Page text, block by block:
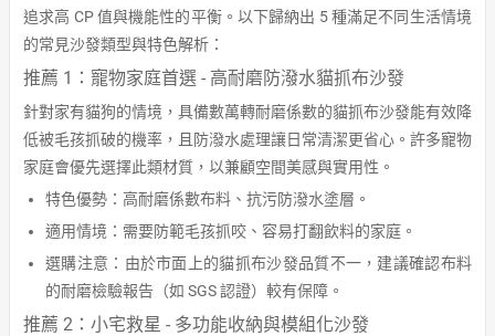
追求高 CP 值與機能性的平衡。以下歸納出 5 種滿足不同生活情境
的常見沙發類型與特色解析：
推薦 1：寵物家庭首選 - 高耐磨防潑水貓抓布沙發
針對家有貓狗的情境，具備數萬轉耐磨係數的貓抓布沙發能有效降
低被毛孩抓破的機率，且防潑水處理讓日常清潔更省心。許多寵物
家庭會優先選擇此類材質，以兼顧空間美感與實用性。
特色優勢：高耐磨係數布料、抗污防潑水塗層。
適用情境：需要防範毛孩抓咬、容易打翻飲料的家庭。
選購注意：由於市面上的貓抓布沙發品質不一，建議確認布料
的耐磨檢驗報告（如 SGS 認證）較有保障。
推薦 2：小宅救星 - 多功能收納與模組化沙發